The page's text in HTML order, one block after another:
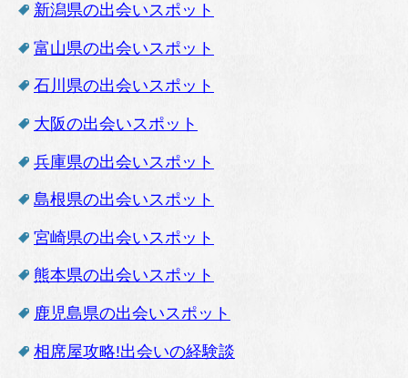
新潟県の出会いスポット
富山県の出会いスポット
石川県の出会いスポット
大阪の出会いスポット
兵庫県の出会いスポット
島根県の出会いスポット
宮崎県の出会いスポット
熊本県の出会いスポット
鹿児島県の出会いスポット
相席屋攻略!出会いの経験談